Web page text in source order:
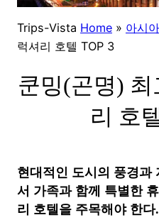
Trips-Vista Home » 아시아
럭셔리 호텔 TOP 3
쿤밍(곤명)
리 호
현대적인 도시의 풍경과
서 가족과 함께 특별한
리 호텔을 주목해야 한다